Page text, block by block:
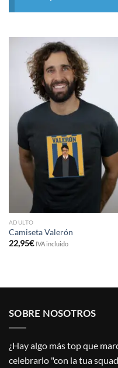
ADULTO
Camiseta Valerón
22,95€ IVA incluido
SOBRE NOSOTROS
¿Hay algo más top que
celebrarlo "con la tua